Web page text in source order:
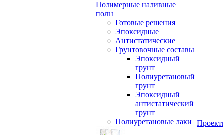
Полимерные наливные
полы
Готовые решения
Эпоксидные
Антистатические
Грунтовочные составы
Эпоксидный
грунт
Полиуретановый
грунт
Эпоксидный
антистатический
грунт
Полиуретановые лаки